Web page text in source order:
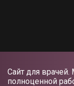
Сайт для
полноценной